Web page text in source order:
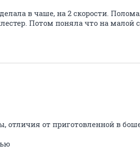
в чаше, на 2 скорости.
Потом поняла что на малой
отличия от приготовленной в